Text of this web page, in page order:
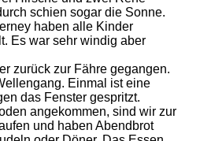
schien sogar die Sonne.
haben alle Kinder
Es war sehr windig aber
zurück zur Fähre gegangen.
Einmal ist eine
das Fenster gespritzt.
angekommen, sind wir zur
und haben Abendbrot